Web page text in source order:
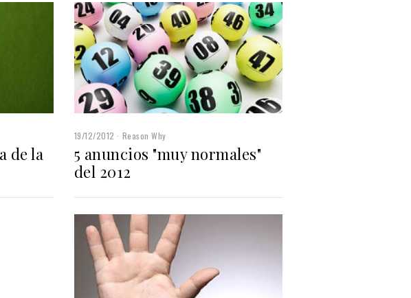
de la
19/12/2012 Reason Why
5 anuncios "muy normales"
del 2012